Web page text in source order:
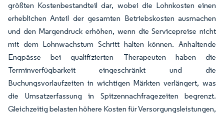
größten Kostenbestandteil dar, wobei die Lohnkosten einen
erheblichen Anteil der gesamten Betriebskosten ausmachen
und den Margendruck erhöhen, wenn die Servicepreise nicht
mit dem Lohnwachstum Schritt halten können. Anhaltende
Engpässe bei qualifizierten Therapeuten haben die
Terminverfügbarkeit eingeschränkt und die
Buchungsvorlaufzeiten in wichtigen Märkten verlängert, was
die Umsatzerfassung in Spitzennachfragezeiten begrenzt.
Gleichzeitig belasten höhere Kosten für Versorgungsleistungen,